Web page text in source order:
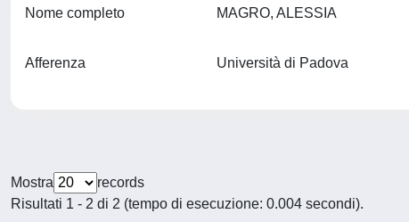
Nome completo MAGRO, ALESSIA
Afferenza Università di Padova
Mostra
records
Risultati 1 - 2 di 2 (tempo di esecuzione: 0.004 secondi).